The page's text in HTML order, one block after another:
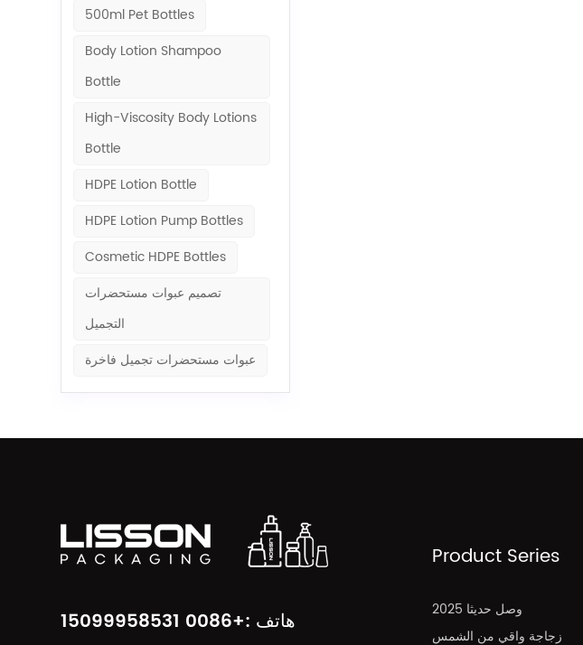
500ml Pet Bottles
Body Lotion Shampoo
Bottle
High-Viscosity Body Lotions
Bottle
HDPE Lotion Bottle
HDPE Lotion Pump Bottles
Cosmetic HDPE Bottles
تصميم عبوات مستحضرات
التجميل
عبوات مستحضرات تجميل فاخرة
هاتف :+0086 15099958531
Product Series
2025 وصل حديثا
زجاجة واقي من الشمس